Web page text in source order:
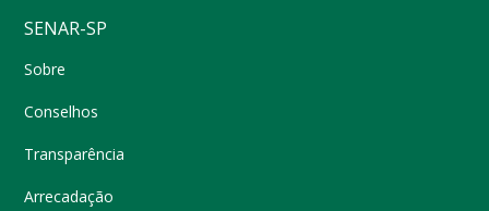
SENAR-SP
Sobre
Conselhos
Transparência
Arrecadação